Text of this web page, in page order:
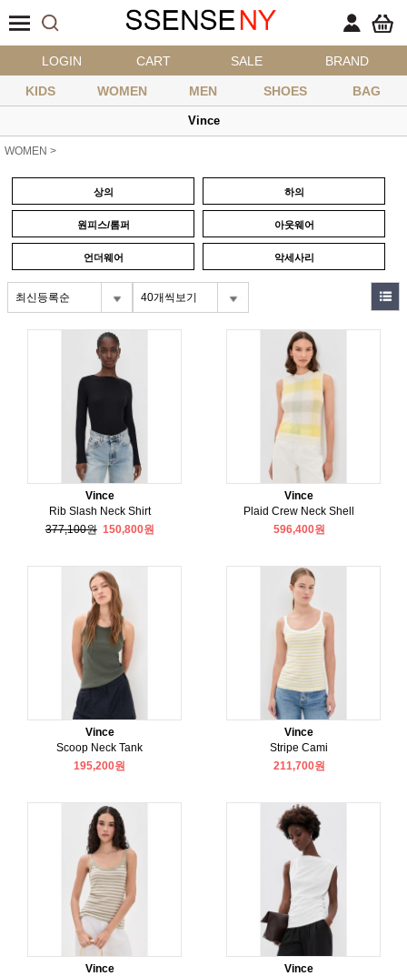
LOGIN CART SALE BRAND
KIDS WOMEN MEN SHOES BAG
Vince
WOMEN >
상의 하의
원피스/롬퍼 아웃웨어
언더웨어 악세사리
최신등록순 40개씩보기
Vince
Rib Slash Neck Shirt
377,100원 150,800원
Vince
Plaid Crew Neck Shell
596,400원
Vince
Scoop Neck Tank
195,200원
Vince
Stripe Cami
211,700원
Vince
Vince